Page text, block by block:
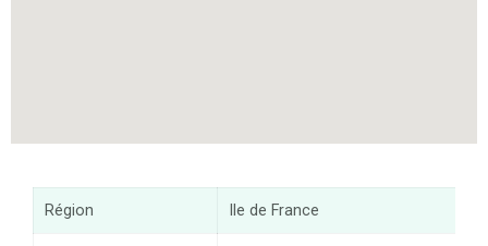
Région Ile de France